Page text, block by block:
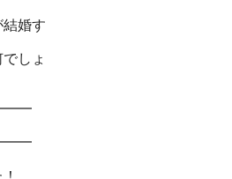
婚す
しょ